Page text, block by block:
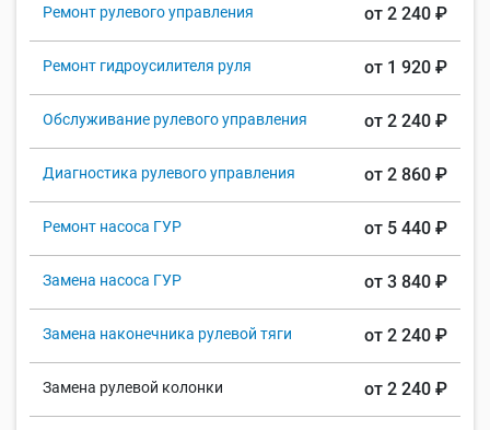
Ремонт рулевого управления от 2 240 ₽
Ремонт гидроусилителя руля от 1 920 ₽
Обслуживание рулевого управления от 2 240 ₽
Диагностика рулевого управления от 2 860 ₽
Ремонт насоса ГУР от 5 440 ₽
Замена насоса ГУР от 3 840 ₽
Замена наконечника рулевой тяги от 2 240 ₽
Замена рулевой колонки от 2 240 ₽